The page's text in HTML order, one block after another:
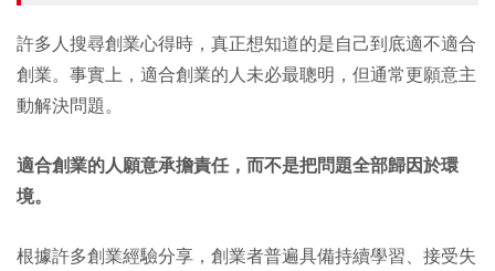
許多人搜尋創業心得時，真正想知道的是自己到底適不適合
創業。事實上，適合創業的人未必最聰明，但通常更願意主
動解決問題。
適合創業的人願意承擔責任，而不是把問題全部歸因於環
境。
根據許多創業經驗分享，創業者普遍具備持續學習、接受失